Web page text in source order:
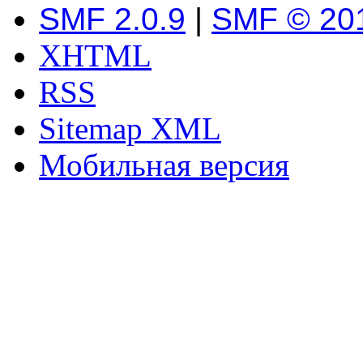
SMF 2.0.9 | SMF ©
XHTML
RSS
Sitemap XML
Мобильная версия